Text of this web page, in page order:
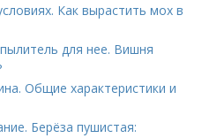
Как вырастить мох в
для нее. Вишня
Общие характеристики и
Берёза пушистая: